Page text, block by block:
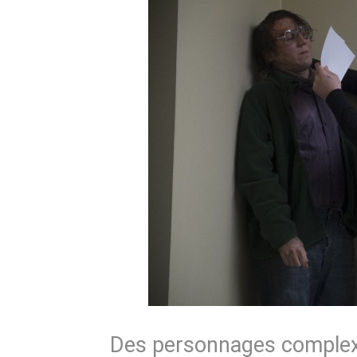
Des personnages